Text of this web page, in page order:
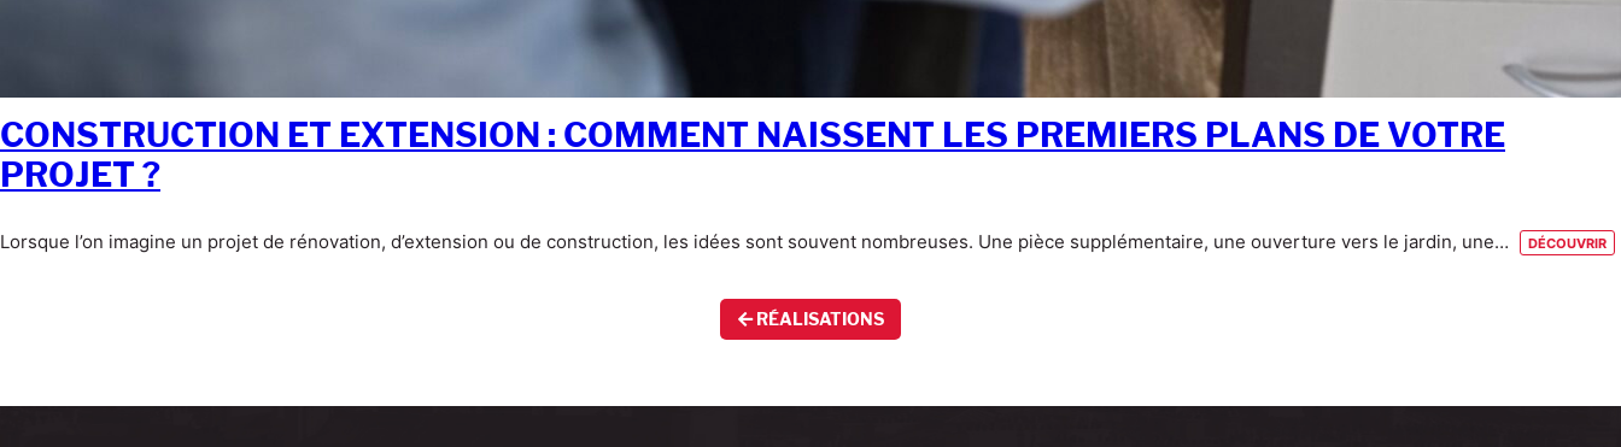
CONSTRUCTION ET EXTENSION : COMMENT NAISSENT LES PREMIERS PLANS DE VOTRE
PROJET ?
Lorsque l’on imagine un projet de rénovation, d’extension ou de construction, les idées sont souvent nombreuses. Une pièce supplémentaire, une ouverture vers le jardin, une… découvrir
RÉALISATIONS